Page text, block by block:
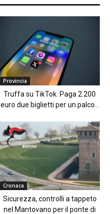
Provincia
Truffa su TikTok. Paga 2.200
euro due biglietti per un palco...
Cronaca
Sicurezza, controlli a tappeto
nel Mantovano per il ponte di